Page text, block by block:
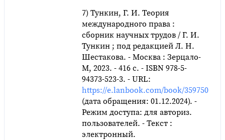
7) Тункин, Г. И. Теория
международного права :
сборник научных трудов / Г. И.
Тункин ; под редакцией Л. Н.
Шестакова. - Москва : Зерцало-
М, 2023. - 416 с. - ISBN 978-5-
94373-523-3. - URL:
https://e.lanbook.com/book/359750
(дата обращения: 01.12.2024). -
Режим доступа: для авториз.
пользователей. - Текст :
электронный.